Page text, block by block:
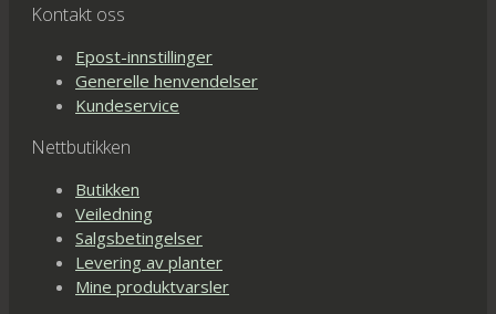
Kontakt oss
Epost-innstillinger
Generelle henvendelser
Kundeservice
Nettbutikken
Butikken
Veiledning
Salgsbetingelser
Levering av planter
Mine produktvarsler